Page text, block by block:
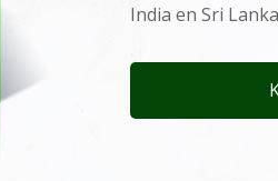
India en Sri